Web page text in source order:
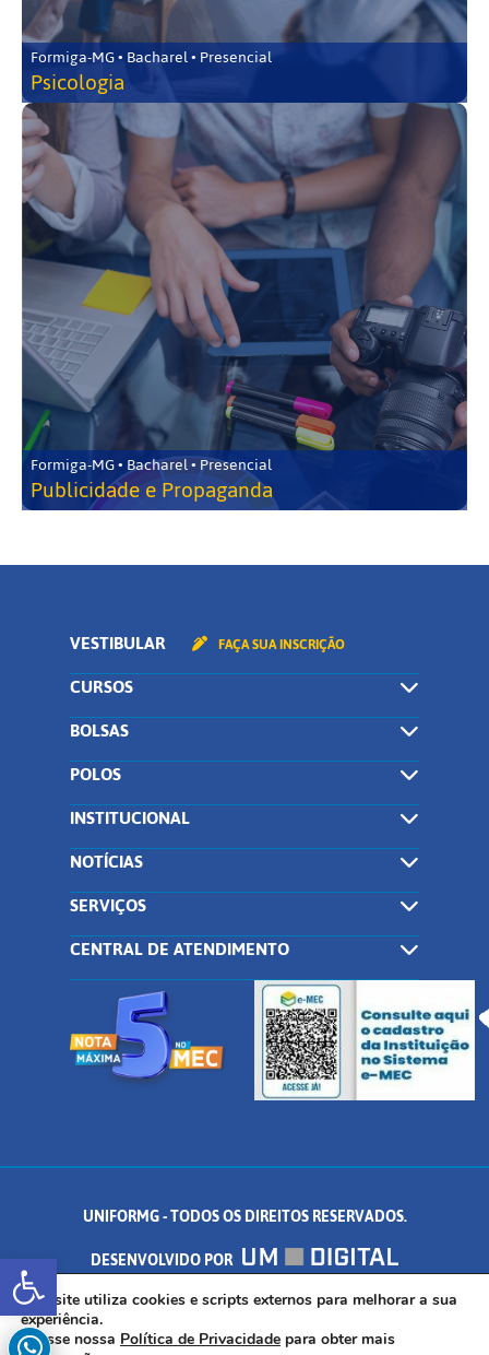
Abrir a barra de ferramentas
Formiga-MG • Bacharel • Presencial
Psicologia
Formiga-MG • Bacharel • Presencial
Publicidade e Propaganda
VESTIBULAR FAÇA SUA INSCRIÇÃO
CURSOS
BOLSAS
POLOS
INSTITUCIONAL
NOTÍCIAS
SERVIÇOS
CENTRAL DE ATENDIMENTO
UNIFORMG - TODOS OS DIREITOS RESERVADOS.
DESENVOLVIDO POR
AV. DR. ARNALDO DE SENNA, 328 - PALMEIRAS, FORMIGA/MG - CEP:
35.574.530
Este site utiliza cookies e scripts externos para melhorar a sua
experiência.
Acesse nossa Política de Privacidade para obter mais